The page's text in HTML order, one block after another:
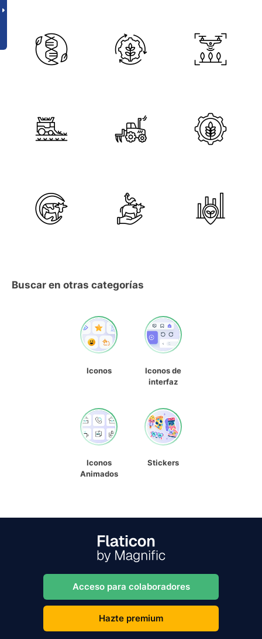
Buscar en otras categorías
Iconos
Iconos de
interfaz
Iconos
Animados
Stickers
Acceso para colaboradores
Hazte premium